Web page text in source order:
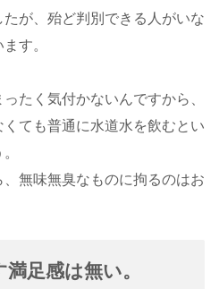
が、殆ど判別できる人がいな
す。
たく気付かないんですから、
ても普通に水道水を飲むとい
無味無臭なものに拘るのはお
足感は無い。